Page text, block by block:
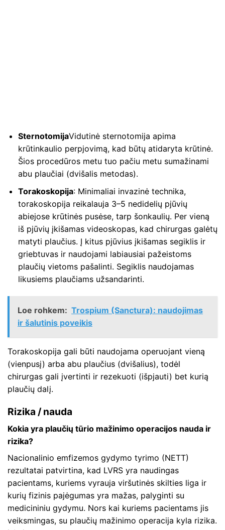
SternotomijaVidutinė sternotomija apima
krūtinkaulio perpjovimą, kad būtų atidaryta krūtinė.
Šios procedūros metu tuo pačiu metu sumažinami
abu plaučiai (dvišalis metodas).
Torakoskopija: Minimaliai invazinė technika,
torakoskopija reikalauja 3–5 nedidelių pjūvių
abiejose krūtinės pusėse, tarp šonkaulių. Per vieną
iš pjūvių įkišamas videoskopas, kad chirurgas galėtų
matyti plaučius. Į kitus pjūvius įkišamas segiklis ir
griebtuvas ir naudojami labiausiai pažeistoms
plaučių vietoms pašalinti. Segiklis naudojamas
likusiems plaučiams užsandarinti.
Loe rohkem: Trospium (Sanctura): naudojimas
ir šalutinis poveikis
Torakoskopija gali būti naudojama operuojant vieną
(vienpusį) arba abu plaučius (dvišalius), todėl
chirurgas gali įvertinti ir rezekuoti (išpjauti) bet kurią
plaučių dalį.
Rizika / nauda
Kokia yra plaučių tūrio mažinimo operacijos nauda ir
rizika?
Nacionalinio emfizemos gydymo tyrimo (NETT)
rezultatai patvirtina, kad LVRS yra naudingas
pacientams, kuriems vyrauja viršutinės skilties liga ir
kurių fizinis pajėgumas yra mažas, palyginti su
medicininiu gydymu. Nors kai kuriems pacientams jis
veiksmingas, su plaučių mažinimo operacija kyla rizika.